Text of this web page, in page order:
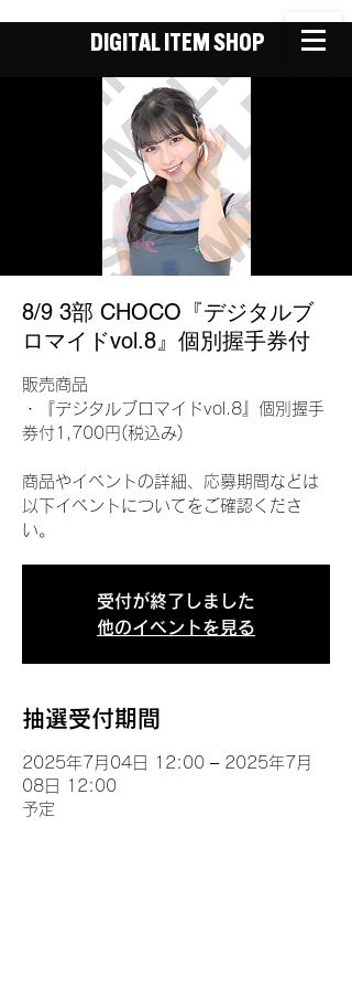
DIGITAL ITEM SHOP
8/9 3部 CHOCO『デジタルブ
ロマイドvol.8』個別握手券付
販売商品
・『デジタルブロマイドvol.8』個別握手
券付1,700円(税込み)
商品やイベントの詳細、応募期間などは
以下イベントについてをご確認くださ
い。
受付が終了しました
他のイベントを見る
抽選受付期間
2025年7月04日 12:00 – 2025年7月
08日 12:00
予定